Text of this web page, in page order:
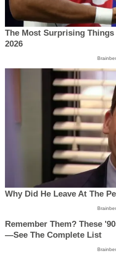
The Most Surprising
2026
Why Did He Leave At The
Remember Them? These
—See The Complete List